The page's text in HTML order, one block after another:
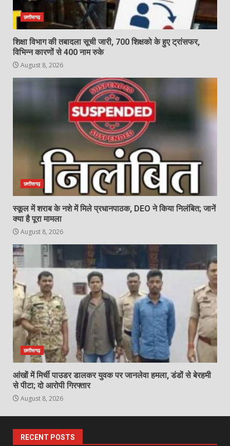
छत्तीसगढ़
शिक्षा विभाग की तबादला सूची जारी, 700 शिक्षको के हुए ट्रांसफर,
विभिन्न कारणों से 400 नाम रुके
August 8, 2026
छत्तीसगढ़
स्कूल में शराब के नशे में मिले प्रधानपाठक, DEO ने किया निलंबित; जानें
क्या है पूरा मामला
August 8, 2026
छत्तीसगढ़
आंखों में मिर्ची पाउडर डालकर युवक पर जानलेवा हमला, डंडों से बेरहमी
से पीटा; दो आरोपी गिरफ्तार
August 8, 2026
RECENT POSTS